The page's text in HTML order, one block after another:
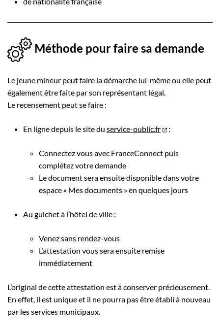
Méthode pour faire sa demande
Le jeune mineur peut faire la démarche lui-même ou elle peut
également être faite par son représentant légal.
Le recensement peut se faire :
En ligne depuis le site du service-public.fr :
Connectez vous avec FranceConnect puis
complétez votre demande
Le document sera ensuite disponible dans votre
espace « Mes documents » en quelques jours
Au guichet à l’hôtel de ville :
Venez sans rendez-vous
L’attestation vous sera ensuite remise
immédiatement
L’original de cette attestation est à conserver précieusement.
En effet, il est unique et il ne pourra pas être établi à nouveau
par les services municipaux.